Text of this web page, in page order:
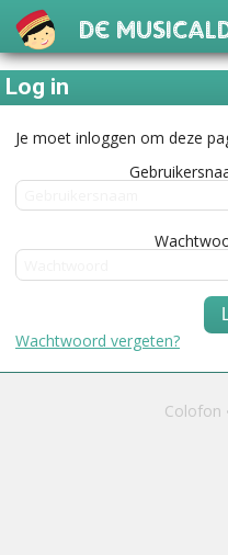
De
Log in
Je moet inloggen om deze
Wachtwoord vergeten?
Colofon